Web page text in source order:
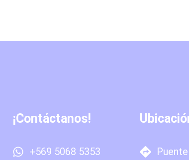
¡Contáctanos!
+569 5068 5353